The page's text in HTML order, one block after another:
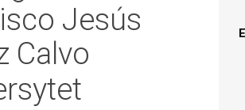
Jesús
Calvo